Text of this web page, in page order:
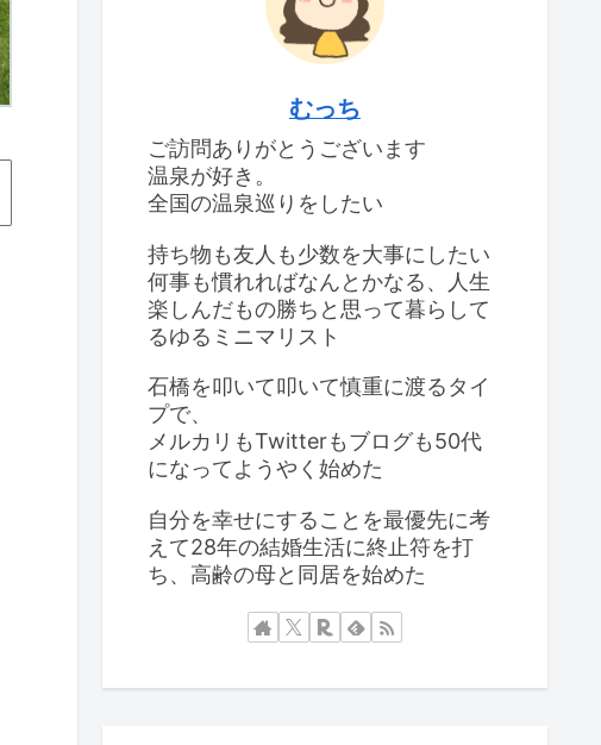
むっち
ご訪問ありがとうございます
温泉が好き。
全国の温泉巡りをしたい
持ち物も友人も少数を大事にしたい
何事も慣れればなんとかなる、人生
楽しんだもの勝ちと思って暮らして
るゆるミニマリスト
石橋を叩いて叩いて慎重に渡るタイ
プで、
メルカリもTwitterもブログも50代
になってようやく始めた
自分を幸せにすることを最優先に考
えて28年の結婚生活に終止符を打
ち、高齢の母と同居を始めた